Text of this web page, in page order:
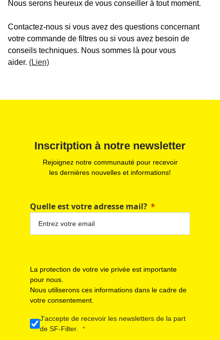
Nous serons heureux de vous conseiller à tout moment.
Contactez-nous si vous avez des questions concernant
votre commande de filtres ou si vous avez besoin de
conseils techniques. Nous sommes là pour vous
aider. (Lien)
Inscritption à notre newsletter
Rejoignez notre communauté pour recevoir
les dernières nouvelles et informations!
Quelle est votre adresse mail?
La protection de votre vie privée est importante
pour nous.
Nous utiliserons ces informations dans le cadre de
votre consentement.
J'accepte de recevoir les newsletters de la part
de SF-Filter.